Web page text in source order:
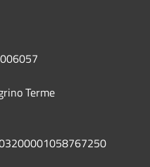
Terme